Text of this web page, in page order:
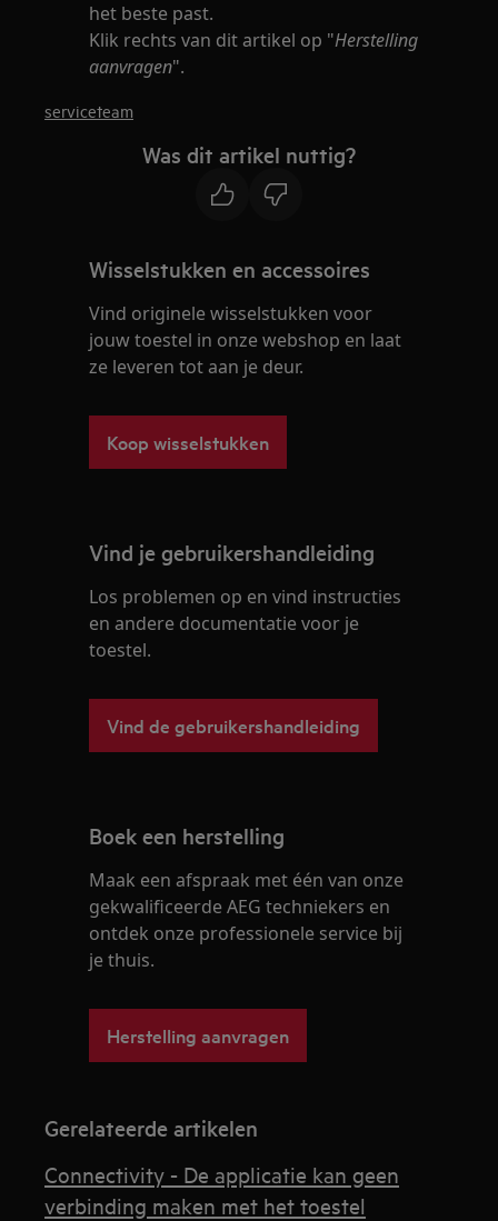
het beste past.
Klik rechts van dit artikel op "Herstelling
aanvragen".
serviceteam
Was dit artikel nuttig?
Wisselstukken en accessoires
Vind originele wisselstukken voor
jouw toestel in onze webshop en laat
ze leveren tot aan je deur.
Koop wisselstukken
Vind je gebruikershandleiding
Los problemen op en vind instructies
en andere documentatie voor je
toestel.
Vind de gebruikershandleiding
Boek een herstelling
Maak een afspraak met één van onze
gekwalificeerde AEG techniekers en
ontdek onze professionele service bij
je thuis.
Herstelling aanvragen
Gerelateerde artikelen
Connectivity - De applicatie kan geen
verbinding maken met het toestel